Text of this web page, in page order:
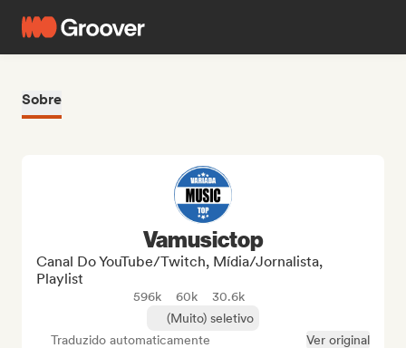
Sobre
Vamusictop
Canal Do YouTube/Twitch, Mídia/Jornalista,
Playlist
596k 60k
30.6k
(Muito) seletivo
Traduzido automaticamente
Ver original